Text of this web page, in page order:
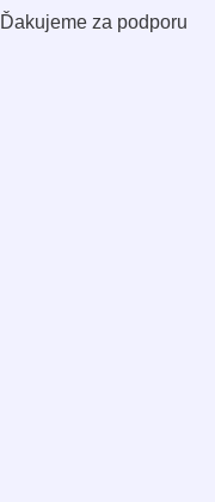
Ďakujeme za podporu